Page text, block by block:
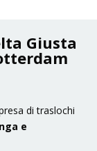
Giusta
di traslochi
e